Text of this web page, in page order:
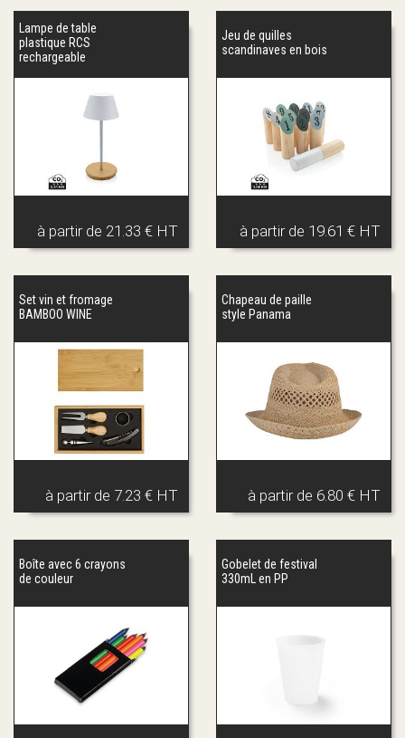
Lampe de table
plastique RCS
rechargeable
à partir de 21.33 € HT
Jeu de quilles
scandinaves en bois
à partir de 19.61 € HT
Set vin et fromage
BAMBOO WINE
à partir de 7.23 € HT
Chapeau de paille
style Panama
à partir de 6.80 € HT
Boîte avec 6 crayons
de couleur
Gobelet de festival
330mL en PP